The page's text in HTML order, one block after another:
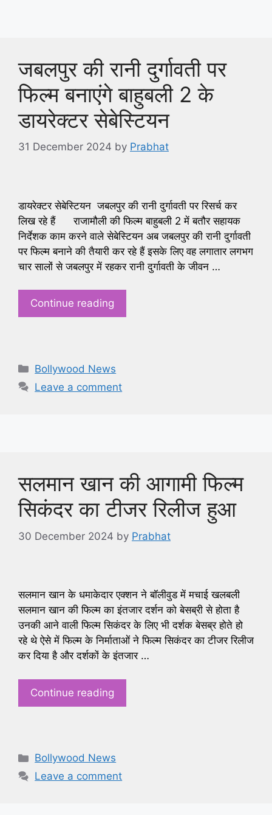
जबलपुर की रानी दुर्गावती पर
फिल्म बनाएंगे बाहुबली 2 के
डायरेक्टर सेबेस्टियन
31 December 2024 by Prabhat
डायरेक्टर सेबेस्टियन जबलपुर की रानी दुर्गावती पर रिसर्च कर
लिख रहे हैं राजामौली की फिल्म बाहुबली 2 में बतौर सहायक
निर्देशक काम करने वाले सेबेस्टियन अब जबलपुर की रानी दुर्गावती
पर फिल्म बनाने की तैयारी कर रहे हैं इसके लिए वह लगातार लगभग
चार सालों से जबलपुर में रहकर रानी दुर्गावती के जीवन …
Continue reading
Categories
Bollywood News
Leave a comment
सलमान खान की आगामी फिल्म
सिकंदर का टीजर रिलीज हुआ
30 December 2024 by Prabhat
सलमान खान के धमाकेदार एक्शन ने बॉलीवुड में मचाई खलबली
सलमान खान की फिल्म का इंतजार दर्शन को बेसब्री से होता है
उनकी आने वाली फिल्म सिकंदर के लिए भी दर्शक बेसब्र होते हो
रहे थे ऐसे में फिल्म के निर्माताओं ने फिल्म सिकंदर का टीजर रिलीज
कर दिया है और दर्शकों के इंतजार …
Continue reading
Categories
Bollywood News
Leave a comment